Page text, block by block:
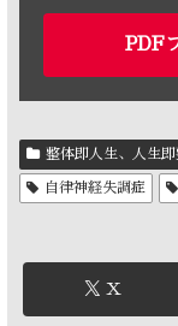
PDF
整体即人生、人生即
自律神経失調症
X